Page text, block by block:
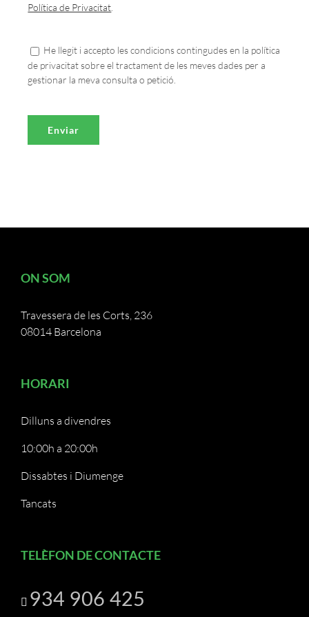
Política de Privacitat
He llegit i accepto les condicions contingudes en la política
de privacitat sobre el tractament de les meves dades per a
gestionar la meva consulta o petició.
ON SOM
Travessera de les Corts, 236
08014 Barcelona
HORARI
Dilluns a divendres
10:00h a 20:00h
Dissabtes i Diumenge
Tancats
TELÈFON DE CONTACTE
934 906 425